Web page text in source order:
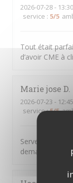
2026-07-28-
service : 5/5
Tout était
d’avoir CME à
Marie jose D
2026-07-23 -
service:5/5
Serveur aux
demande qu’à